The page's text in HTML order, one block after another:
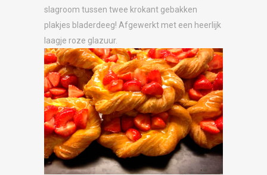
slagroom tussen twee krokant gebakken
plakjes bladerdeeg! Afgewerkt met een heerlijk
laagje roze glazuur.